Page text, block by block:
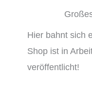
Hier bahnt sich
Shop ist in
veröffentlicht!